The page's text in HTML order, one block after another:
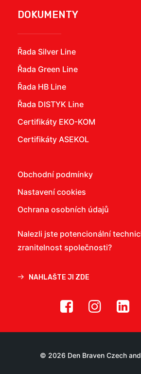
DOKUMENTY
Řada Silver Line
Řada Green Line
Řada HB Line
Řada DISTYK Line
Certifikáty EKO-KOM
Certifikáty ASEKOL
Obchodní podmínky
Nastavení cookies
Ochrana osobních údajů
Nalezli jste potencionální
zranitelnost společnosti?
NAHLAŠTE JI ZDE
© 2026 Den Braven Czech